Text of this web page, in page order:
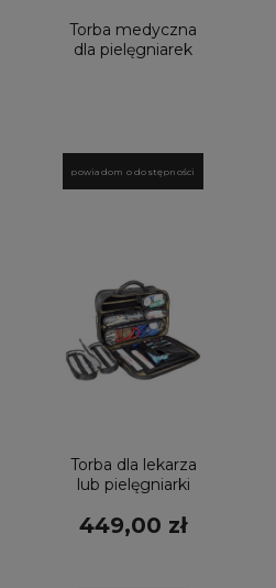
Torba medyczna
dla pielęgniarek
powiadom o dostępności
Torba dla lekarza
lub pielęgniarki
449,00 zł